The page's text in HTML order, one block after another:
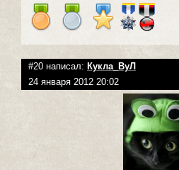
#20 написал: Кукла_ВуЛ
24 января 2012 20:02